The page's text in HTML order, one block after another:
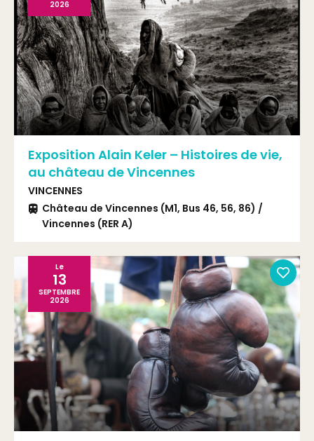
2026
Exposition Alain Keler – Histoires de vie,
au château de Vincennes
VINCENNES
Château de Vincennes (M1, Bus 46, 56, 86) /
Vincennes (RER A)
Le
13
SEPTEMBRE
2026